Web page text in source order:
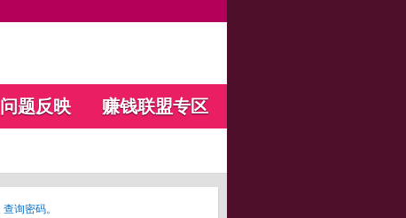
问题反映 赚钱联盟专区
查询密码。